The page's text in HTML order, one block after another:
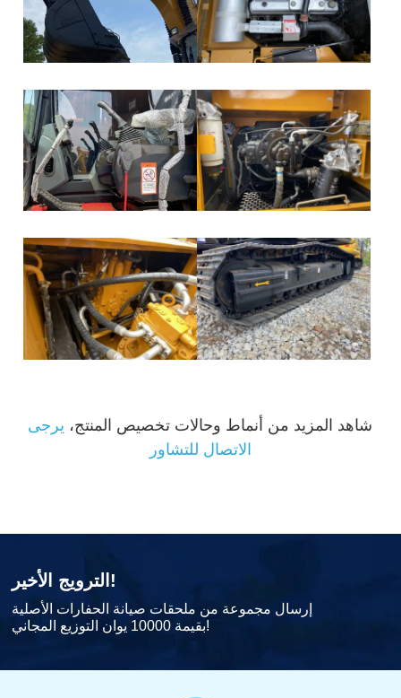
شاهد المزيد من أنماط وحالات تخصيص المنتج، يرجى
الاتصال للتشاور
الترويج الأخير!
إرسال مجموعة من ملحقات صيانة الحفارات الأصلية
بقيمة 10000 يوان التوزيع المجاني!